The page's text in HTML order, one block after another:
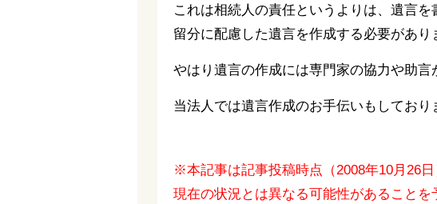
これは相続人の責任というよりは、遺言
留分に配慮した遺言を作成する必要があり
やはり遺言の作成には専門家の協力や助言
当法人では遺言作成のお手伝いもしており
※本記事は記事投稿時点（2008年10月26
現在の状況とは異なる可能性があることを